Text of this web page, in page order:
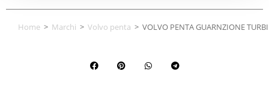
Home > Marchi > Volvo penta > VOLVO PENTA GUARNZIONE